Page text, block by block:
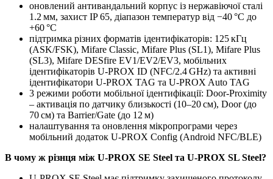
оновлений антивандальний корпус із нержавіючої сталі
1.2 мм, захист IP 65, діапазон температур від −40 °C до
+60 °C
підтримка різних форматів ідентифікаторів: 125 кГц
(ASK/FSK), Mifare Classic, Mifare Plus (SL1), Mifare Plus
(SL3), Mifare DESfire EV1/EV2/EV3, мобільних
ідентифікаторів U‑PROX ID (NFC/2.4 GHz) та активні
ідентифікатори U-PROX TAG та U-PROX Auto TAG
3 режими роботи мобільної ідентифікації: Door-Proximity
– активація по датчику близькості (10–20 см), Door (до
70 см) та Barrier/Gate (до 12 м)
налаштування та оновлення мікропрограми через
мобільний додаток U‑PROX Config (Android NFC/BLE)
В чому ж різнця між U-PROX SE Steel та U-PROX SL Steel?